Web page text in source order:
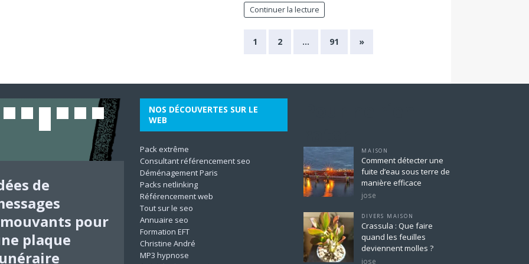
Continuer la lecture
1 2 … 91 »
de
pour
plaque
la
en
: outils et
une
qui ne
pas
pour
un
en
sa
de
web
pour
et
: explorer les
de
un
un logo
pour
métier :
et
NOS DÉCOUVERTES SUR LE
WEB
Pack extrême
Consultant référencement seo
Déménagement Paris
Packs netlinking
Référencement web
Tout sur le seo
Annuaire seo
Formation EFT
Christine André
MP3 hypnose
MAISON
Comment détecter une
fuite d’eau sous terre de
manière efficace
jose
DIVERS MAISON
Crassula : Que faire
quand les feuilles
deviennent molles ?
jose